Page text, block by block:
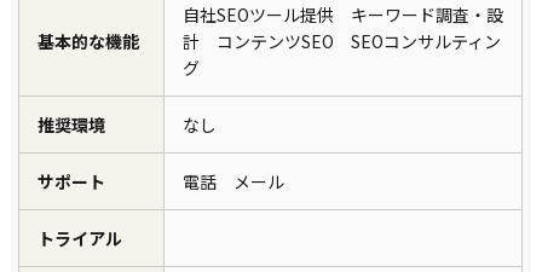
基本的な機能
自社SEOツール提供 キーワード調査・設
計 コンテンツSEO SEOコンサルティン
グ
推奨環境 なし
サポート 電話 メール
トライアル